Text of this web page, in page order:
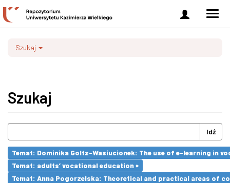
Zaloguj
się
Szukaj
Szukaj
Idź
Temat: Dominika Goltz-Wasiucionek: The use of e-learning in
Temat: adults’ vocational education ×
Temat: Anna Pogorzelska: Theoretical and practical areas of